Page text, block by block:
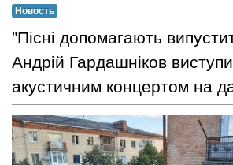
"Пісні допомагають
Андрій Гардашніков
акустичним концертом на